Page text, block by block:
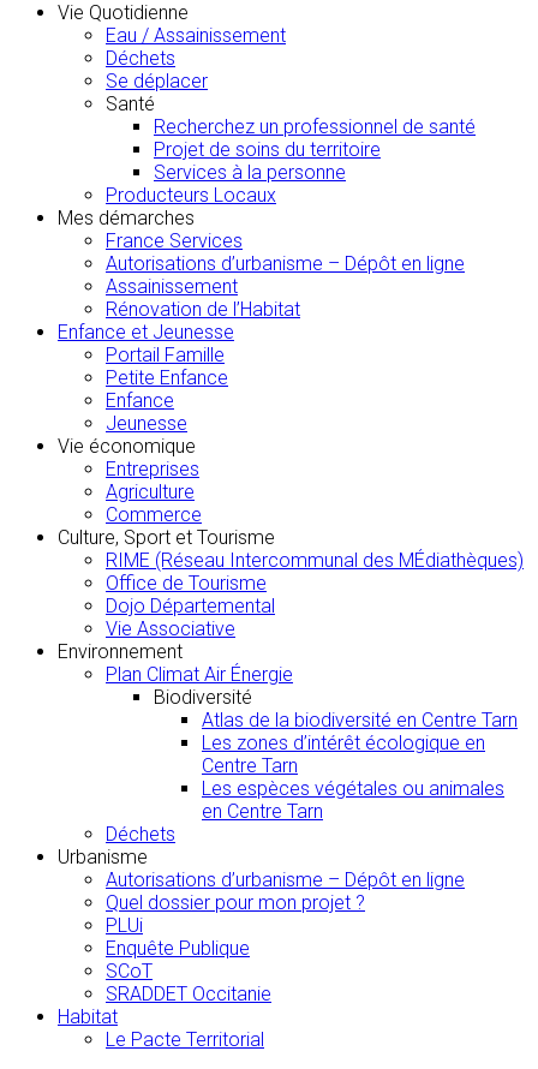
Vie Quotidienne
Eau / Assainissement
Déchets
Se déplacer
Santé
Recherchez un professionnel de santé
Projet de soins du territoire
Services à la personne
Producteurs Locaux
Mes démarches
France Services
Autorisations d’urbanisme – Dépôt en ligne
Assainissement
Rénovation de l’Habitat
Enfance et Jeunesse
Portail Famille
Petite Enfance
Enfance
Jeunesse
Vie économique
Entreprises
Agriculture
Commerce
Culture, Sport et Tourisme
RIME (Réseau Intercommunal des MÉdiathèques)
Office de Tourisme
Dojo Départemental
Vie Associative
Environnement
Plan Climat Air Énergie
Biodiversité
Atlas de la biodiversité en Centre Tarn
Les zones d’intérêt écologique en
Centre Tarn
Les espèces végétales ou animales
en Centre Tarn
Déchets
Urbanisme
Autorisations d’urbanisme – Dépôt en ligne
Quel dossier pour mon projet ?
PLUi
Enquête Publique
SCoT
SRADDET Occitanie
Habitat
Le Pacte Territorial